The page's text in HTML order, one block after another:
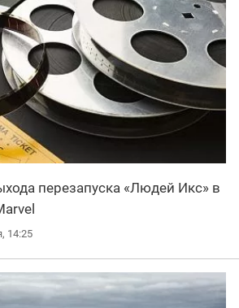
перезапуска «Людей Икс» в
14:25